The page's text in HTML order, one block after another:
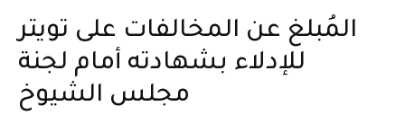
المُبلغ عن المخالفات على تويتر
للإدلاء بشهادته أمام لجنة
مجلس الشيوخ